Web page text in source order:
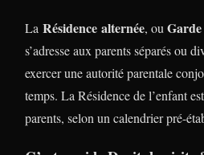
La Résidence alternée, ou
s’adresse aux parents séparés ou
exercer une autorité parentale
temps. La Résidence de l’enfant
parents, selon un calendrier pré-